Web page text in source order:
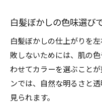
白髪ぼかしの色味選び
白髪ぼかしの仕上がりを
敗しないためには、肌の
わせてカラーを選ぶこと
ンでは、自然な明るさと
見られます。